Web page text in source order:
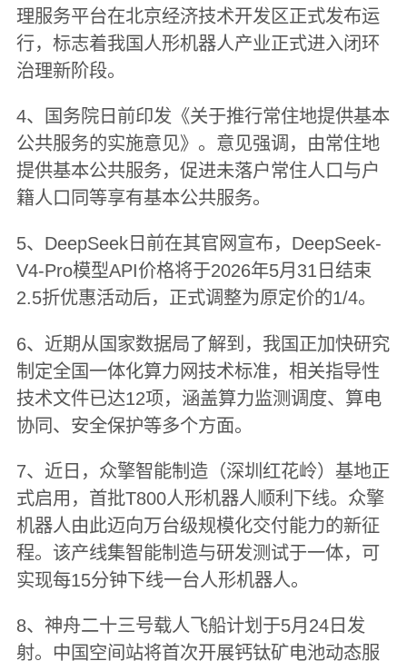
理服务平台在北京经济技术开发区正式发布运
行，标志着我国人形机器人产业正式进入闭环
治理新阶段。
4、国务院日前印发《关于推行常住地提供基本
公共服务的实施意见》。意见强调，由常住地
提供基本公共服务，促进未落户常住人口与户
籍人口同等享有基本公共服务。
5、DeepSeek日前在其官网宣布，DeepSeek-
V4-Pro模型API价格将于2026年5月31日结束
2.5折优惠活动后，正式调整为原定价的1/4。
6、近期从国家数据局了解到，我国正加快研究
制定全国一体化算力网技术标准，相关指导性
技术文件已达12项，涵盖算力监测调度、算电
协同、安全保护等多个方面。
7、近日，众擎智能制造（深圳红花岭）基地正
式启用，首批T800人形机器人顺利下线。众擎
机器人由此迈向万台级规模化交付能力的新征
程。该产线集智能制造与研发测试于一体，可
实现每15分钟下线一台人形机器人。
8、神舟二十三号载人飞船计划于5月24日发
射。中国空间站将首次开展钙钛矿电池动态服